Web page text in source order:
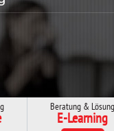
Beratung & Lösung
E-Learning